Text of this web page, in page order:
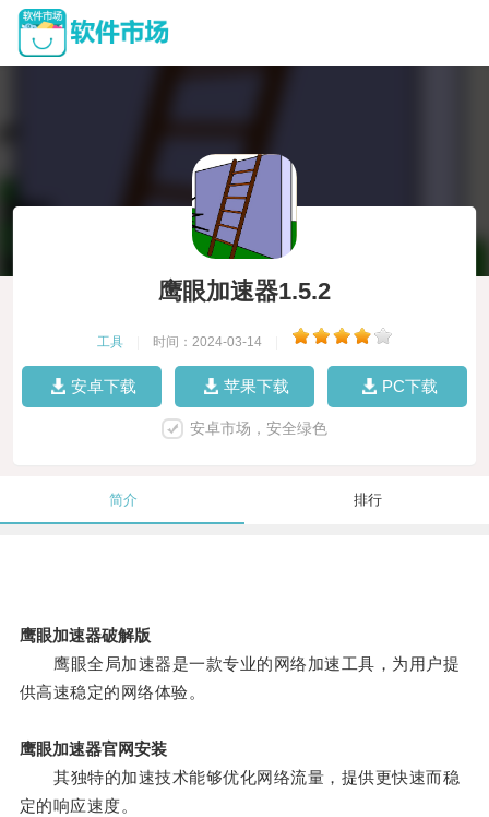
鹰眼加速器1.5.2
工具 时间：2024-03-14
安卓下载 苹果下载 PC下载
安卓市场，安全绿色
简介 排行
鹰眼加速器破解版
鹰眼全局加速器是一款专业的网络加速工具，为用户提
供高速稳定的网络体验。
鹰眼加速器官网安装
其独特的加速技术能够优化网络流量，提供更快速而稳
定的响应速度。